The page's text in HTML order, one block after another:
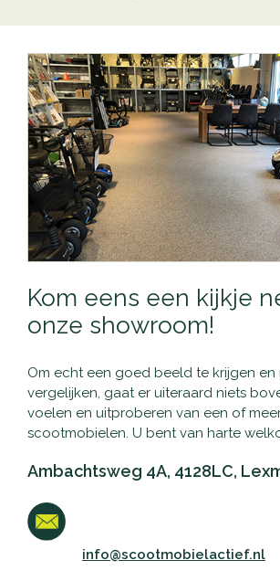
Kom eens een kijkje
onze showroom!
Om echt een goed beeld te krijgen en
vergelijken, gaat er uiteraard niets
voelen en uitproberen van een of
scootmobielen. U bent van harte
Ambachtsweg 4A, 4128LC,
info@scootmobielactief.nl